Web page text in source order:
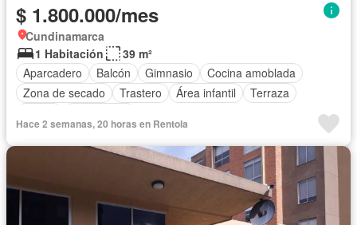
$ 1.800.000/mes
Cundinamarca
1 Habitación
39 m²
Aparcadero
Balcón Gimnasio
Cocina amoblada
Zona de secado
Trastero Área infantil
Terraza
Hace 2 semanas, 20 horas en Rentola